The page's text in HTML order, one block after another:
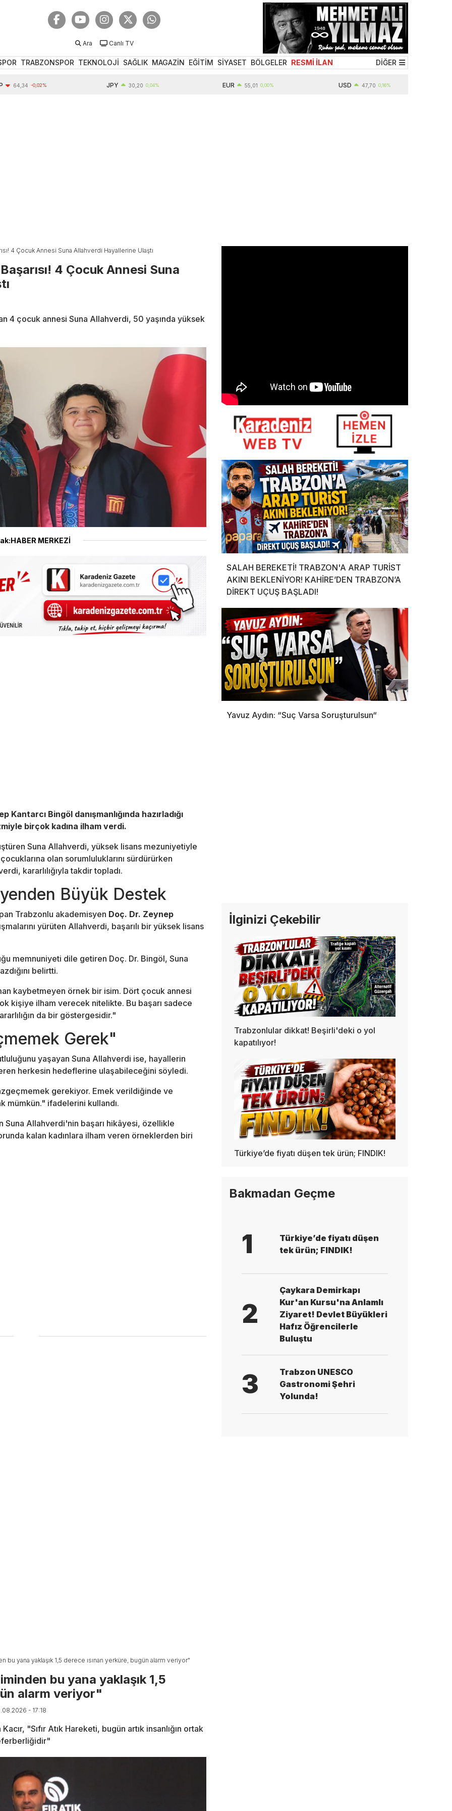
Ara Canlı TV
TRABZONSPOR TEKNOLOJİ SAĞLIK MAGAZİN EĞİTİM SİYASET BÖLGELER RESMİ İLAN DİĞER
-0,02% 30,20 0,04% 55,01 0,00% 47,70 0,16%
4 Çocuk Annesi Suna Allahverdi Hayallerine Ulaştı
4 Çocuk Annesi Suna
4 çocuk annesi Suna Allahverdi, 50 yaşında yüksek
MERKEZİ
Bingöl danışmanlığında hazırladığı
birçok kadına ilham verdi.
Suna Allahverdi, yüksek lisans mezuniyetiyle
olan sorumluluklarını sürdürürken
kararlılığıyla takdir topladı.
Büyük Destek
Trabzonlu akademisyen Doç. Dr. Zeynep
yürüten Allahverdi, başarılı bir yüksek lisans
memnuniyeti dile getiren Doç. Dr. Bingöl, Suna
belirtti.
kaybetmeyen örnek bir isim. Dört çocuk annesi
kişiye ilham verecek nitelikte. Bu başarı sadece
da bir göstergesidir."
Gerek"
yaşayan Suna Allahverdi ise, hayallerin
herkesin hedeflerine ulaşabileceğini söyledi.
gerekiyor. Emek verildiğinde ve
mümkün." ifadelerini kullandı.
Suna Allahverdi'nin başarı hikâyesi, özellikle
kalan kadınlara ilham veren örneklerden biri
bu yana yaklaşık 1,5 derece ısınan yerküre, bugün alarm veriyor"
bu yana yaklaşık 1,5
alarm veriyor"
- 17:18
"Sıfır Atık Hareketi, bugün artık insanlığın ortak
SALAH BEREKETİ! TRABZON'A ARAP TURİST
AKINI BEKLENİYOR! KAHİRE’DEN TRABZON’A
DİREKT UÇUŞ BAŞLADI!
Yavuz Aydın: “Suç Varsa Soruşturulsun“
İlginizi Çekebilir
Trabzonlular dikkat! Beşirli'deki o yol
kapatılıyor!
Türkiye’de fiyatı düşen tek ürün; FINDIK!
Bakmadan Geçme
1
Türkiye’de fiyatı düşen
tek ürün; FINDIK!
2
Çaykara Demirkapı
Kur'an Kursu'na Anlamlı
Ziyaret! Devlet Büyükleri
Hafız Öğrencilerle
Buluştu
3
Trabzon UNESCO
Gastronomi Şehri
Yolunda!